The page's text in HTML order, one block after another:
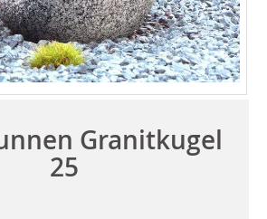
Granitkugel
25